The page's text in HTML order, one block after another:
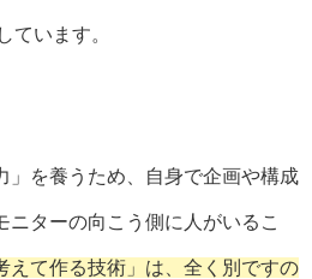
ています。
」を養うため、自身で企画や構成
ターの向こう側に人がいるこ
えて作る技術」は、全く別ですの